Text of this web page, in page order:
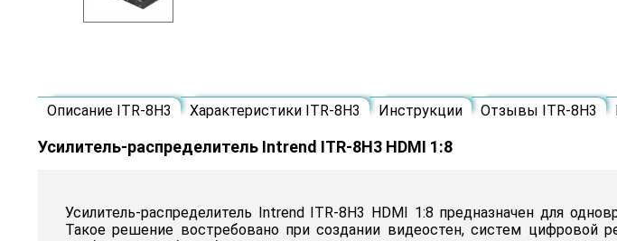
Описание ITR-8H3 Характеристики ITR-8H3 Инструкции Отзывы ITR-8H3
Усилитель-распределитель Intrend ITR-8H3 HDMI 1:8
Усилитель-распределитель Intrend ITR-8H3 HDMI 1:8 предназначен для
Такое решение востребовано при создании видеостен, систем цифровой